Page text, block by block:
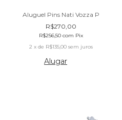
Aluguel Pins Nati Vozza P
R$270,00
R$256,50 com Pix
2 x de R$135,00 sem juros
Alugar